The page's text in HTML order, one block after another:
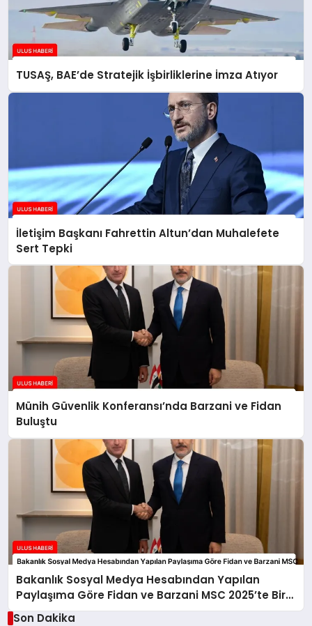
TUSAŞ, BAE’de Stratejik İşbirliklerine İmza Atıyor
İletişim Başkanı Fahrettin Altun’dan Muhalefete
Sert Tepki
Münih Güvenlik Konferansı’nda Barzani ve Fidan
Buluştu
Bakanlık Sosyal Medya Hesabından Yapılan
Paylaşıma Göre Fidan ve Barzani MSC 2025’te Bir
Araya Geldi
Son Dakika